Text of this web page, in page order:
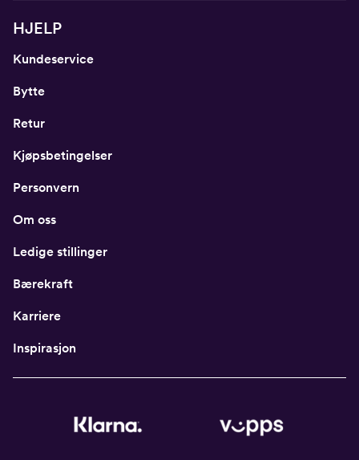
HJELP
Kundeservice
Bytte
Retur
Kjøpsbetingelser
Personvern
Om oss
Ledige stillinger
Bærekraft
Karriere
Inspirasjon